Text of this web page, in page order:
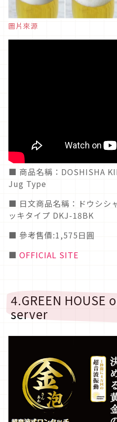
圖片來源
■ 商品名稱：DOSHISHA
Jug Type
■ 日文商品名稱：ドウシシ
ッキタイプ DKJ-18BK
■ 參考售價:1,575日圓
■ OFFICIAL SITE
4.GREEN HOUSE
server